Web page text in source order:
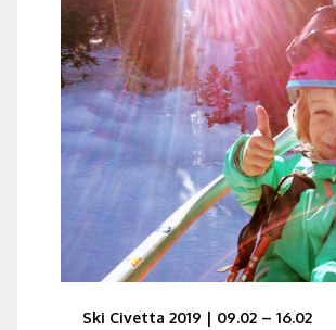
Ski Civetta 2019 | 09.02 – 16.02